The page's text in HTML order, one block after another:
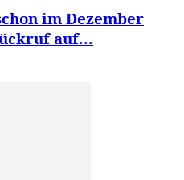
im Dezember
auf...